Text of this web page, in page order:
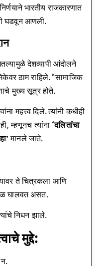
भारतीय राजकारणात
घडवून आणली.
देशव्यापी आंदोलने
ठाम राहिले. “सामाजिक
मुख्य सूत्र होते.
महत्त्व दिले. त्यांनी कधीही
म्हणूनच त्यांना ‘दलितांचा
मानले जाते.
ते चित्रकला आणि
घालवत असत.
निधन झाले.
मुद्दे: